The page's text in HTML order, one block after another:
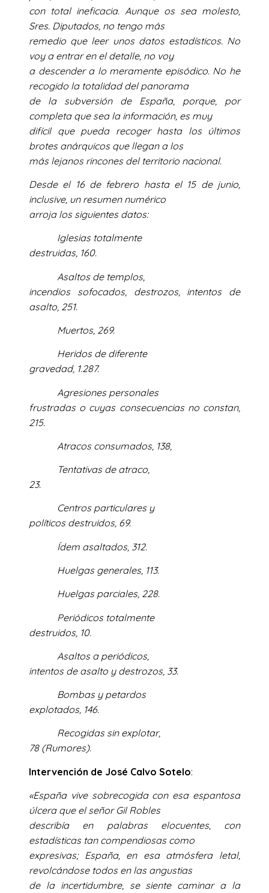
con total ineficacia. Aunque os sea molesto,
Sres. Diputados, no tengo más
remedio que leer unos datos estadísticos. No
voy a entrar en el detalle, no voy
a descender a lo meramente episódico. No he
recogido la totalidad del panorama
de la subversión de España, porque, por
completa que sea la información, es muy
difícil que pueda recoger hasta los últimos
brotes anárquicos que llegan a los
más lejanos rincones del territorio nacional.
Desde el 16 de febrero hasta el 15 de junio,
inclusive, un resumen numérico
arroja los siguientes datos:
Iglesias totalmente
destruidas, 160.
Asaltos de templos,
incendios sofocados, destrozos, intentos de
asalto, 251.
Muertos, 269.
Heridos de diferente
gravedad, 1.287.
Agresiones personales
frustradas o cuyas consecuencias no constan,
215.
Atracos consumados, 138,
Tentativas de atraco,
23.
Centros particulares y
políticos destruidos, 69.
Ídem asaltados, 312.
Huelgas generales, 113.
Huelgas parciales, 228.
Periódicos totalmente
destruidos, 10.
Asaltos a periódicos,
intentos de asalto y destrozos, 33.
Bombas y petardos
explotados, 146.
Recogidas sin explotar,
78 (Rumores).
Intervención de José Calvo Sotelo:
«España vive sobrecogida con esa espantosa
úlcera que el señor Gil Robles
describía en palabras elocuentes, con
estadísticas tan compendiosas como
expresivas; España, en esa atmósfera letal,
revolcándose todos en las angustias
de la incertidumbre, se siente caminar a la